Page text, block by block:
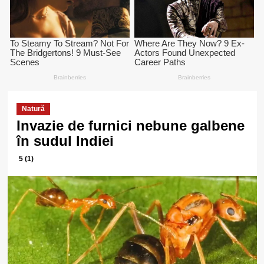
Natură
Invazie de furnici nebune galbene
în sudul Indiei
5 (1)